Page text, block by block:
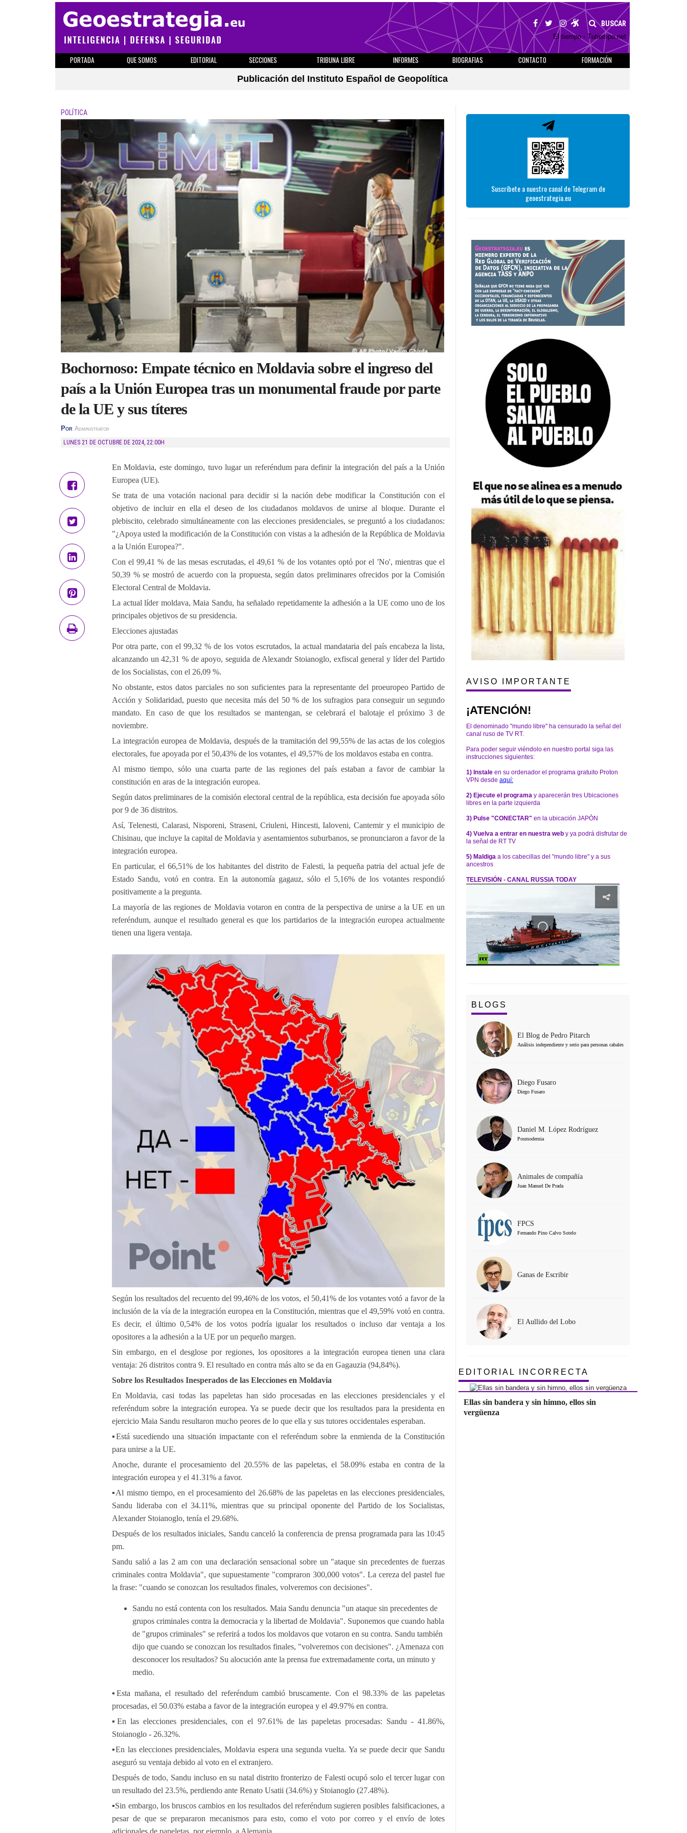
BUSCAR
El tiempo - Tutiempo.net
PORTADA QUE SOMOS EDITORIAL SECCIONES TRIBUNA LIBRE INFORMES BIOGRAFIAS CONTACTO
FORMACIÓN
Publicación del Instituto Español de Geopolítica
POLÍTICA
Bochornoso: Empate técnico en Moldavia sobre el ingreso del
país a la Unión Europea tras un monumental fraude por parte
de la UE y sus títeres
Por Administrator
LUNES 21 DE OCTUBRE DE 2024, 22:00H
En Moldavia, este domingo, tuvo lugar un referéndum para definir la integración del país a la Unión
Europea (UE).
Se trata de una votación nacional para decidir si la nación debe modificar la Constitución con el
objetivo de incluir en ella el deseo de los ciudadanos moldavos de unirse al bloque. Durante el
plebiscito, celebrado simultáneamente con las elecciones presidenciales, se preguntó a los ciudadanos:
"¿Apoya usted la modificación de la Constitución con vistas a la adhesión de la República de Moldavia
a la Unión Europea?".
Con el 99,41 % de las mesas escrutadas, el 49,61 % de los votantes optó por el 'No', mientras que el
50,39 % se mostró de acuerdo con la propuesta, según datos preliminares ofrecidos por la Comisión
Electoral Central de Moldavia.
La actual líder moldava, Maia Sandu, ha señalado repetidamente la adhesión a la UE como uno de los
principales objetivos de su presidencia.
Elecciones ajustadas
Por otra parte, con el 99,32 % de los votos escrutados, la actual mandataria del país encabeza la lista,
alcanzando un 42,31 % de apoyo, seguida de Alexandr Stoianoglo, exfiscal general y líder del Partido
de los Socialistas, con el 26,09 %.
No obstante, estos datos parciales no son suficientes para la representante del proeuropeo Partido de
Acción y Solidaridad, puesto que necesita más del 50 % de los sufragios para conseguir un segundo
mandato. En caso de que los resultados se mantengan, se celebrará el balotaje el próximo 3 de
noviembre.
La integración europea de Moldavia, después de la tramitación del 99,55% de las actas de los colegios
electorales, fue apoyada por el 50,43% de los votantes, el 49,57% de los moldavos estaba en contra.
Al mismo tiempo, sólo una cuarta parte de las regiones del país estaban a favor de cambiar la
constitución en aras de la integración europea.
Según datos preliminares de la comisión electoral central de la república, esta decisión fue apoyada sólo
por 9 de 36 distritos.
Así, Telenesti, Calarasi, Nisporeni, Straseni, Criuleni, Hincesti, Ialoveni, Cantemir y el municipio de
Chisinau, que incluye la capital de Moldavia y asentamientos suburbanos, se pronunciaron a favor de la
integración europea.
En particular, el 66,51% de los habitantes del distrito de Falesti, la pequeña patria del actual jefe de
Estado Sandu, votó en contra. En la autonomía gagauz, sólo el 5,16% de los votantes respondió
positivamente a la pregunta.
La mayoría de las regiones de Moldavia votaron en contra de la perspectiva de unirse a la UE en un
referéndum, aunque el resultado general es que los partidarios de la integración europea actualmente
tienen una ligera ventaja.
Según los resultados del recuento del 99,46% de los votos, el 50,41% de los votantes votó a favor de la
inclusión de la vía de la integración europea en la Constitución, mientras que el 49,59% votó en contra.
Es decir, el último 0,54% de los votos podría igualar los resultados o incluso dar ventaja a los
opositores a la adhesión a la UE por un pequeño margen.
Sin embargo, en el desglose por regiones, los opositores a la integración europea tienen una clara
ventaja: 26 distritos contra 9. El resultado en contra más alto se da en Gagauzia (94,84%).
Sobre los Resultados Inesperados de las Elecciones en Moldavia
En Moldavia, casi todas las papeletas han sido procesadas en las elecciones presidenciales y el
referéndum sobre la integración europea. Ya se puede decir que los resultados para la presidenta en
ejercicio Maia Sandu resultaron mucho peores de lo que ella y sus tutores occidentales esperaban.
▪️Está sucediendo una situación impactante con el referéndum sobre la enmienda de la Constitución
para unirse a la UE.
Anoche, durante el procesamiento del 20.55% de las papeletas, el 58.09% estaba en contra de la
integración europea y el 41.31% a favor.
▪️Al mismo tiempo, en el procesamiento del 26.68% de las papeletas en las elecciones presidenciales,
Sandu lideraba con el 34.11%, mientras que su principal oponente del Partido de los Socialistas,
Alexander Stoianoglo, tenía el 29.68%.
Después de los resultados iniciales, Sandu canceló la conferencia de prensa programada para las 10:45
pm.
Sandu salió a las 2 am con una declaración sensacional sobre un "ataque sin precedentes de fuerzas
criminales contra Moldavia", que supuestamente "compraron 300,000 votos". La cereza del pastel fue
la frase: "cuando se conozcan los resultados finales, volveremos con decisiones".
Sandu no está contenta con los resultados. Maia Sandu denuncia "un ataque sin precedentes de
grupos criminales contra la democracia y la libertad de Moldavia". Suponemos que cuando habla
de "grupos criminales" se referirá a todos los moldavos que votaron en su contra. Sandu también
dijo que cuando se conozcan los resultados finales, "volveremos con decisiones". ¿Amenaza con
desconocer los resultados? Su alocución ante la prensa fue extremadamente corta, un minuto y
medio.
▪️Esta mañana, el resultado del referéndum cambió bruscamente. Con el 98.33% de las papeletas
procesadas, el 50.03% estaba a favor de la integración europea y el 49.97% en contra.
▪️En las elecciones presidenciales, con el 97.61% de las papeletas procesadas: Sandu - 41.86%,
Stoianoglo - 26.32%.
▪️En las elecciones presidenciales, Moldavia espera una segunda vuelta. Ya se puede decir que Sandu
aseguró su ventaja debido al voto en el extranjero.
Después de todo, Sandu incluso en su natal distrito fronterizo de Falesti ocupó solo el tercer lugar con
un resultado del 23.5%, perdiendo ante Renato Usatii (34.6%) y Stoianoglo (27.48%).
▪️Sin embargo, los bruscos cambios en los resultados del referéndum sugieren posibles falsificaciones, a
pesar de que se prepararon mecanismos para esto, como el voto por correo y el envío de lotes
adicionales de papeletas, por ejemplo, a Alemania.
Suscríbete a nuestro canal de Telegram de
geoestrategia.eu
AVISO IMPORTANTE
¡ATENCIÓN!
El denominado "mundo libre" ha censurado la señal del
canal ruso de TV RT.
Para poder seguir viéndolo en nuestro portal siga las
instrucciones siguientes:
1) Instale en su ordenador el programa gratuito Proton
VPN desde aquí:
2) Ejecute el programa y aparecerán tres Ubicaciones
libres en la parte izquierda
3) Pulse "CONECTAR" en la ubicación JAPÓN
4) Vuelva a entrar en nuestra web y ya podrá disfrutar de
la señal de RT TV
5) Maldiga a los cabecillas del "mundo libre" y a sus
ancestros
TELEVISIÓN - CANAL RUSSIA TODAY
BLOGS
El Blog de Pedro Pitarch
Análisis independiente y serio para personas cabales
Diego Fusaro
Diego Fusaro
Daniel M. López Rodríguez
Posmodernia
Animales de compañía
Juan Manuel De Prada
FPCS
Fernando Pino Calvo Sotelo
Ganas de Escribir
El Aullido del Lobo
EDITORIAL INCORRECTA
Ellas sin bandera y sin himno, ellos sin
vergüenza